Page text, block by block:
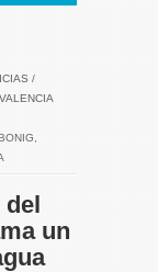
/
VALENCIA
del
un